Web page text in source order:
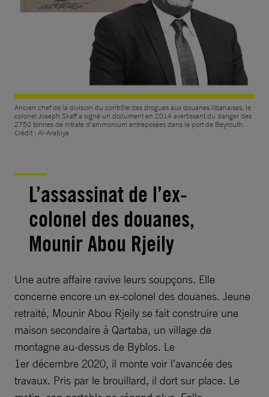
Ancien chef de la division du contrôle des drogues aux douanes libanaises, le
colonel Joseph Skaff a signé un document en 2014 avertissant du danger des
2750 tonnes de nitrate d’ammonium entreposées dans le port de Beyrouth.
Crédit ; Al-Arabiya
L’assassinat de l’ex-
colonel des douanes,
Mounir Abou Rjeily
Une autre affaire ravive leurs soupçons. Elle
concerne encore un ex-colonel des douanes. Jeune
retraité, Mounir Abou Rjeily se fait construire une
maison secondaire à Qartaba, un village de
montagne au-dessus de Byblos. Le
1er décembre 2020, il monte voir l’avancée des
travaux. Pris par le brouillard, il dort sur place. Le